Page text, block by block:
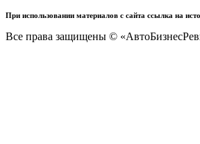
При использовании материалов с сайта ссылка на
Все права защищены ©